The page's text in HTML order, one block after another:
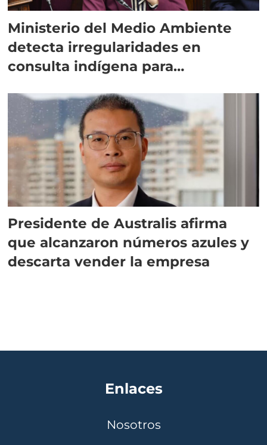
Ministerio del Medio Ambiente
detecta irregularidades en
consulta indígena para
Presidente de Australis afirma
que alcanzaron números azules y
descarta vender la empresa
Enlaces
Nosotros